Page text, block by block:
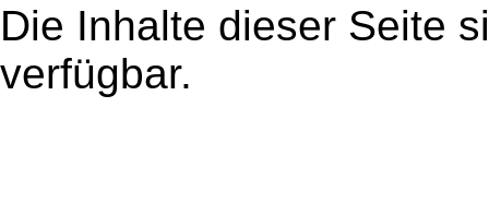
Die Inhalte dieser Seite
verfügbar.